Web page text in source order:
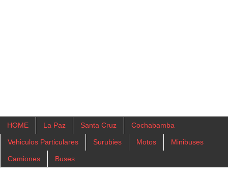
HOME La Paz Santa Cruz Cochabamba
Vehiculos Particulares Surubies Motos Minibuses
Camiones Buses